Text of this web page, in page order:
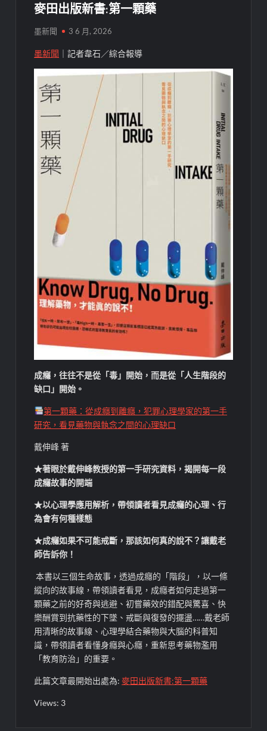
麥田出版新書:第一顆藥
墨新聞 3 6 月, 2026
墨新聞 ｜記者韋石／綜合報導
成癮，往往不是從「毒」開始，而是從「人生階段的
缺口」開始。
第一顆藥：從成癮到離癮，犯罪心理學家的第一手
研究，看見藥物與執念之間的心理缺口
戴伸峰 著
★著眼於戴伸峰教授的第一手研究資料，揭開每一段
成癮故事的開端
★以心理學應用解析，帶領讀者看見成癮的心理、行
為會有何種樣態
★成癮如果不可能戒斷，那該如何真的說不？讓戴老
師告訴你！
本書以三個生命故事，透過成癮的「階段」，以一條
縱向的故事線，帶領讀者看見，成癮者如何走過第一
顆藥之前的好奇與逃避、初嘗藥效的錯配與驚喜、快
樂酬賞到抗藥性的下墜、戒斷與復發的擺盪……戴老師
用清晰的故事線、心理學結合藥物與大腦的科普知
識，帶領讀者看懂身癮與心癮，重新思考藥物濫用
「教育防治」的重要。
此篇文章最開始出處為:麥田出版新書:第一顆藥
Views: 3